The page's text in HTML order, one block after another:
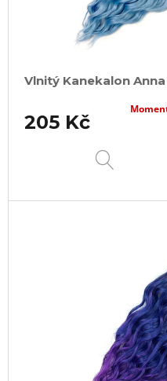
Vlnitý Kanekalon
205 Kč